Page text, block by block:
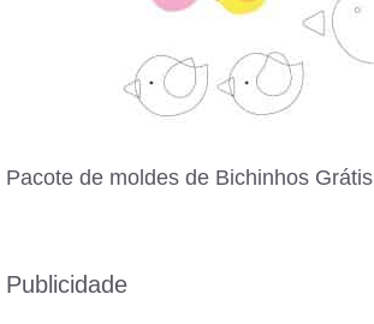
Pacote de moldes de Bichinhos Grátis
Publicidade